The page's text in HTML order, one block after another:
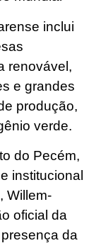
inclui
renovável,
e grandes
produção,
verde.
do Pecém,
institucional
Willem-
oficial da
da